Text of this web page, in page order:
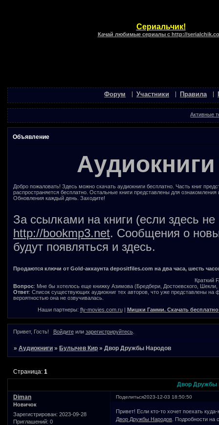
Сериальчик!
Качай любимые сериалы с http://
Форум Участники Правила
Активные
Объявление
Добро пожаловать! Здесь можно скачать аудиокниги бесплатно. Часть книг
распространяется бесплатно. Остальные книги представлены для
Обновления каждый день. Заходите!
За ссылками на книги (если здесь
http://bookmp3.net. Сообщения о
будут появляться и здесь.
Продаются ключи от Gold-аккаунта depositfiles.com на два часа, шесть
Краткий
Вопрос: Мне бы хотелось еще книжку Азимова (Бредбери, Достоевского, Шекли,
Ответ: Список существующих аудиокниг тех авторов, что уже представлены на
вероятностью она не озвучивалась.
Наши партнеры: fly-movies.com.ru| Мишки Гамми. Скачать
Привет, Гость! Войдитеили зарегистрируйтесь.
»Аудиокниги » Булычев Кир »Двор Дружбы Народов
Двор Дружбы
Страница:1
Поделиться2023-12-03 18:50:50
Diman
Новичок
Зарегистрирован: 2023-09-28
Приглашений: 0
Привет! Если кто-то хочет поехать
Двор Дружбы Народов . Подробности на